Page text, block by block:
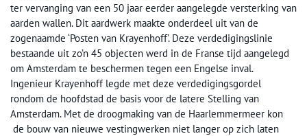
ter vervanging van een 50 jaar eerder aangelegde versterking van
aarden wallen. Dit aardwerk maakte onderdeel uit van de
zogenaamde ‘Posten van Krayenhoff’. Deze verdedigingslinie
bestaande uit zo’n 45 objecten werd in de Franse tijd aangelegd
om Amsterdam te beschermen tegen een Engelse inval.
Ingenieur Krayenhoff legde met deze verdedigingsgordel
rondom de hoofdstad de basis voor de latere Stelling van
Amsterdam. Met de droogmaking van de Haarlemmermeer kon
de bouw van nieuwe vestingwerken niet langer op zich laten